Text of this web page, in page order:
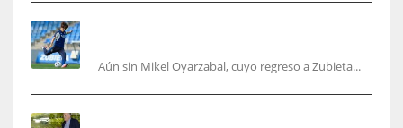
Aún sin Mikel Oyarzabal, cuyo regreso a Zubieta...